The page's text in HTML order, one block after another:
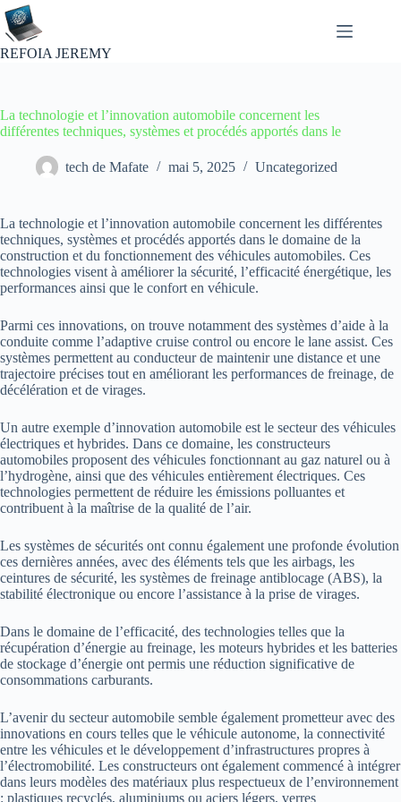
Passer
au
contenu
REFOIA JEREMY
La technologie et l’innovation automobile concernent les
différentes techniques, systèmes et procédés apportés dans le
tech de Mafate mai 5, 2025 Uncategorized
La technologie et l’innovation automobile concernent les différentes
techniques, systèmes et procédés apportés dans le domaine de la
construction et du fonctionnement des véhicules automobiles. Ces
technologies visent à améliorer la sécurité, l’efficacité énergétique, les
performances ainsi que le confort en véhicule.
Parmi ces innovations, on trouve notamment des systèmes d’aide à la
conduite comme l’adaptive cruise control ou encore le lane assist. Ces
systèmes permettent au conducteur de maintenir une distance et une
trajectoire précises tout en améliorant les performances de freinage, de
décélération et de virages.
Un autre exemple d’innovation automobile est le secteur des véhicules
électriques et hybrides. Dans ce domaine, les constructeurs
automobiles proposent des véhicules fonctionnant au gaz naturel ou à
l’hydrogène, ainsi que des véhicules entièrement électriques. Ces
technologies permettent de réduire les émissions polluantes et
contribuent à la maîtrise de la qualité de l’air.
Les systèmes de sécurités ont connu également une profonde évolution
ces dernières années, avec des éléments tels que les airbags, les
ceintures de sécurité, les systèmes de freinage antiblocage (ABS), la
stabilité électronique ou encore l’assistance à la prise de virages.
Dans le domaine de l’efficacité, des technologies telles que la
récupération d’énergie au freinage, les moteurs hybrides et les batteries
de stockage d’énergie ont permis une réduction significative de
consommations carburants.
L’avenir du secteur automobile semble également prometteur avec des
innovations en cours telles que le véhicule autonome, la connectivité
entre les véhicules et le développement d’infrastructures propres à
l’électromobilité. Les constructeurs ont également commencé à intégrer
dans leurs modèles des matériaux plus respectueux de l’environnement
: plastiques recyclés, aluminiums ou aciers légers, verres